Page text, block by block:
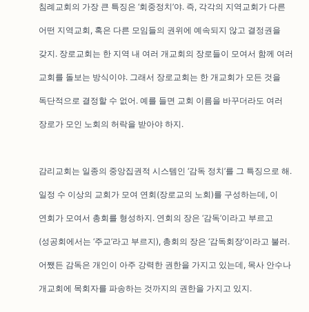
침례교회의 가장 큰 특징은 ‘회중정치’야. 즉, 각각의 지역교회가 다른
어떤 지역교회, 혹은 다른 모임들의 권위에 예속되지 않고 결정권을
갖지. 장로교회는 한 지역 내 여러 개교회의 장로들이 모여서 함께 여러
교회를 돌보는 방식이야. 그래서 장로교회는 한 개교회가 모든 것을
독단적으로 결정할 수 없어. 예를 들면 교회 이름을 바꾸더라도 여러
장로가 모인 노회의 허락을 받아야 하지.
감리교회는 일종의 중앙집권적 시스템인 ‘감독 정치’를 그 특징으로 해.
일정 수 이상의 교회가 모여 연회(장로교의 노회)를 구성하는데, 이
연회가 모여서 총회를 형성하지. 연회의 장은 ‘감독’이라고 부르고
(성공회에서는 ‘주교’라고 부르지), 총회의 장은 ‘감독회장’이라고 불러.
어쨌든 감독은 개인이 아주 강력한 권한을 가지고 있는데, 목사 안수나
개교회에 목회자를 파송하는 것까지의 권한을 가지고 있지.